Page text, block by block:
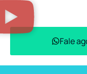
Fale